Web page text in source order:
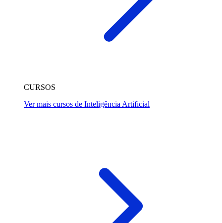
CURSOS
Ver mais cursos de Inteligência Artificial